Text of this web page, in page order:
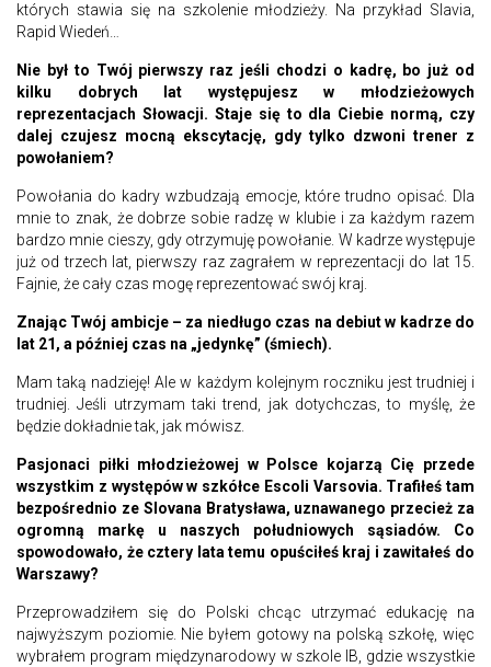
których stawia się na szkolenie młodzieży. Na przykład Slavia,
Rapid Wiedeń…
Nie był to Twój pierwszy raz jeśli chodzi o kadrę, bo już od
kilku dobrych lat występujesz w młodzieżowych
reprezentacjach Słowacji. Staje się to dla Ciebie normą, czy
dalej czujesz mocną ekscytację, gdy tylko dzwoni trener z
powołaniem?
Powołania do kadry wzbudzają emocje, które trudno opisać. Dla
mnie to znak, że dobrze sobie radzę w klubie i za każdym razem
bardzo mnie cieszy, gdy otrzymuję powołanie. W kadrze występuje
już od trzech lat, pierwszy raz zagrałem w reprezentacji do lat 15.
Fajnie, że cały czas mogę reprezentować swój kraj.
Znając Twój ambicje – za niedługo czas na debiut w kadrze do
lat 21, a później czas na „jedynkę” (śmiech).
Mam taką nadzieję! Ale w każdym kolejnym roczniku jest trudniej i
trudniej. Jeśli utrzymam taki trend, jak dotychczas, to myślę, że
będzie dokładnie tak, jak mówisz.
Pasjonaci piłki młodzieżowej w Polsce kojarzą Cię przede
wszystkim z występów w szkółce Escoli Varsovia. Trafiłeś tam
bezpośrednio ze Slovana Bratysława, uznawanego przecież za
ogromną markę u naszych południowych sąsiadów. Co
spowodowało, że cztery lata temu opuściłeś kraj i zawitałeś do
Warszawy?
Przeprowadziłem się do Polski chcąc utrzymać edukację na
najwyższym poziomie. Nie byłem gotowy na polską szkołę, więc
wybrałem program międzynarodowy w szkole IB, gdzie wszystkie